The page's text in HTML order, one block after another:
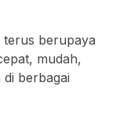
terus berupaya
mudah,
berbagai